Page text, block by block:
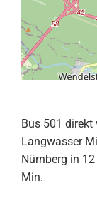
Bus 501 direkt
Langwasser
Nürnberg in
Min.